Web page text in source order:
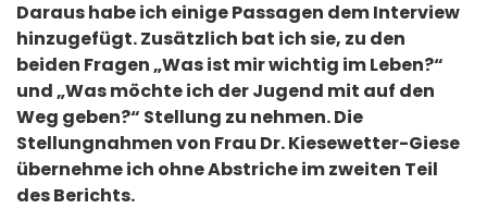
Daraus habe ich einige Passagen dem Interview
hinzugefügt. Zusätzlich bat ich sie, zu den
beiden Fragen „Was ist mir wichtig im Leben?“
und „Was möchte ich der Jugend mit auf den
Weg geben?“ Stellung zu nehmen. Die
Stellungnahmen von Frau Dr. Kiesewetter-Giese
übernehme ich ohne Abstriche im zweiten Teil
des Berichts.